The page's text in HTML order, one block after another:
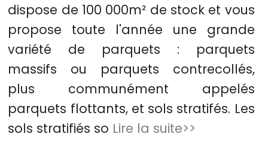
dispose de 100 000m² de stock et vous
propose toute l'année une grande
variété de parquets : parquets
massifs ou parquets contrecollés,
plus communément appelés
parquets flottants, et sols stratifés. Les
sols stratifiés so Lire la suite>>